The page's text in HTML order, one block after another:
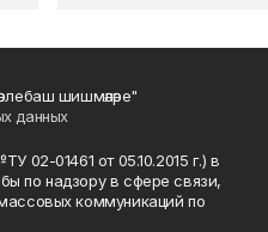
шишмәләре"
данных
02-01461 от 05.10.2015 г.) в
по надзору в сфере связи,
коммуникаций по